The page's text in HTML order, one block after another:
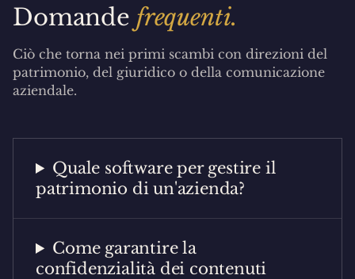
Domande frequenti.
Ciò che torna nei primi scambi con direzioni del
patrimonio, del giuridico o della comunicazione
aziendale.
Quale software per gestire il
patrimonio di un'azienda?
Come garantire la
confidenzialità dei contenuti